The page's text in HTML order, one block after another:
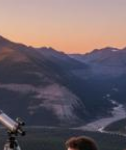
costa
del
Brescia?
2026